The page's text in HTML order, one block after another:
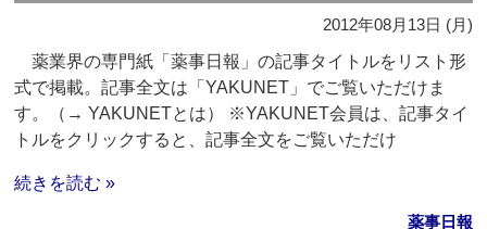
2012年08月13日 (月)
薬業界の専門紙「薬事日報」の記事タイトルをリスト形
式で掲載。記事全文は「YAKUNET」でご覧いただけま
す。（→ YAKUNETとは） ※YAKUNET会員は、記事タイ
トルをクリックすると、記事全文をご覧いただけ
続きを読む »
薬事日報